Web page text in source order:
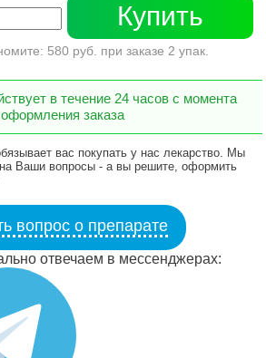
Купить
580 руб. при заказе 2 упак.
в течение 24 часов с момента
оформления заказа
вас покупать у нас лекарство. Мы
Ваши вопросы - а вы решите, оформить
вопрос о препарате
отвечаем в мессенджерах: